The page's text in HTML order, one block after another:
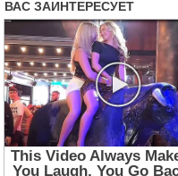
ДОБАВИТЬ
В
ЗАКЛАДКИ